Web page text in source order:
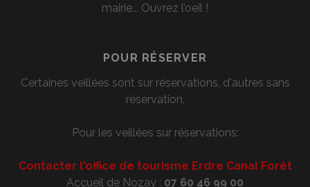
mairie... Ouvrez l’oeil !
POUR RÉSERVER
Certaines veillées sont sur réservations, d'autres sans
réservation.
Pour les veillées sur réservations:
Contacter l'office de tourisme Erdre Canal Forêt
Accueil de Nozay : 07 60 46 99 00